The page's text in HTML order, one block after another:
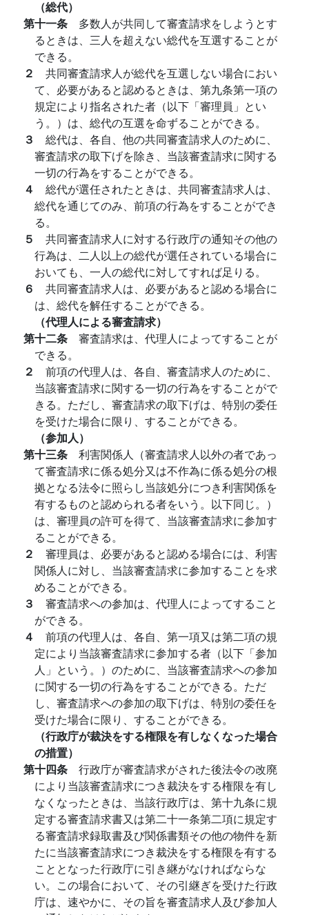
（総代）
第十一条 多数人が共同して審査請求をしようとす
るときは、三人を超えない総代を互選することが
できる。
２ 共同審査請求人が総代を互選しない場合におい
て、必要があると認めるときは、第九条第一項の
規定により指名された者（以下「審理員」とい
う。）は、総代の互選を命ずることができる。
３ 総代は、各自、他の共同審査請求人のために、
審査請求の取下げを除き、当該審査請求に関する
一切の行為をすることができる。
４ 総代が選任されたときは、共同審査請求人は、
総代を通じてのみ、前項の行為をすることができ
る。
５ 共同審査請求人に対する行政庁の通知その他の
行為は、二人以上の総代が選任されている場合に
おいても、一人の総代に対してすれば足りる。
６ 共同審査請求人は、必要があると認める場合に
は、総代を解任することができる。
（代理人による審査請求）
第十二条 審査請求は、代理人によってすることが
できる。
２ 前項の代理人は、各自、審査請求人のために、
当該審査請求に関する一切の行為をすることがで
きる。ただし、審査請求の取下げは、特別の委任
を受けた場合に限り、することができる。
（参加人）
第十三条 利害関係人（審査請求人以外の者であっ
て審査請求に係る処分又は不作為に係る処分の根
拠となる法令に照らし当該処分につき利害関係を
有するものと認められる者をいう。以下同じ。）
は、審理員の許可を得て、当該審査請求に参加す
ることができる。
２ 審理員は、必要があると認める場合には、利害
関係人に対し、当該審査請求に参加することを求
めることができる。
３ 審査請求への参加は、代理人によってすること
ができる。
４ 前項の代理人は、各自、第一項又は第二項の規
定により当該審査請求に参加する者（以下「参加
人」という。）のために、当該審査請求への参加
に関する一切の行為をすることができる。ただ
し、審査請求への参加の取下げは、特別の委任を
受けた場合に限り、することができる。
（行政庁が裁決をする権限を有しなくなった場合
の措置）
第十四条 行政庁が審査請求がされた後法令の改廃
により当該審査請求につき裁決をする権限を有し
なくなったときは、当該行政庁は、第十九条に規
定する審査請求書又は第二十一条第二項に規定す
る審査請求録取書及び関係書類その他の物件を新
たに当該審査請求につき裁決をする権限を有する
こととなった行政庁に引き継がなければならな
い。この場合において、その引継ぎを受けた行政
庁は、速やかに、その旨を審査請求人及び参加人